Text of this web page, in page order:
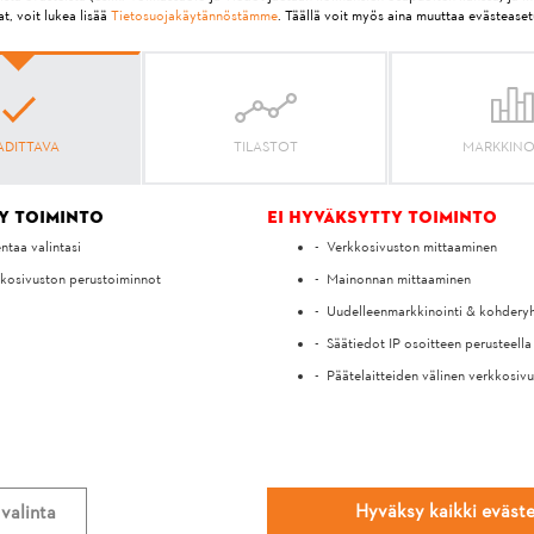
VASTAUKSEN
voit lukea lisää Tietosuojakäytännöstämme. Täällä voit myös aina muuttaa
TILASTOT
toiminto
valintasi
perustoiminnot
Ei hyväksytty toiminto
Verkkosivuston mittaaminen
Mainonnan mittaaminen
Uudelleenmarkkinointi &
Säätiedot IP osoitteen perusteella
Päätelaitteiden välinen
Hyväksy kaikki